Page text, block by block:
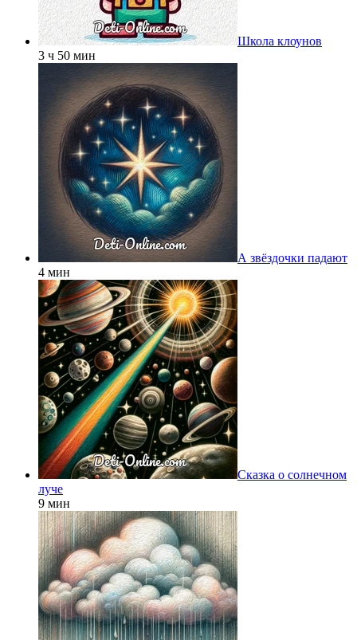
Школа клоунов
3 ч 50 мин
А звёздочки падают
4 мин
Сказка о солнечном
луче
9 мин